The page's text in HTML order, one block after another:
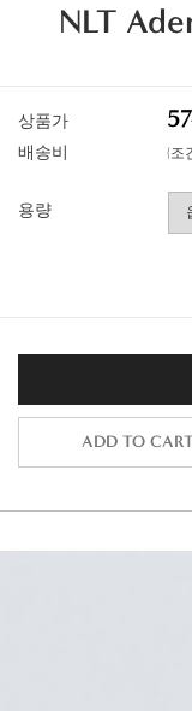
NLT
상품가
배송비 (조
용량
ADD TO